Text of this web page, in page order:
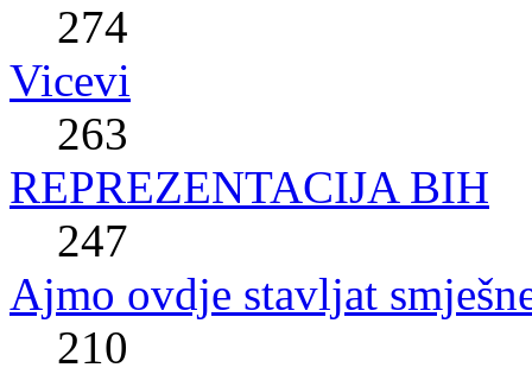
274
Vicevi
263
REPREZENTACIJA BIH
247
Ajmo ovdje stavljat
210